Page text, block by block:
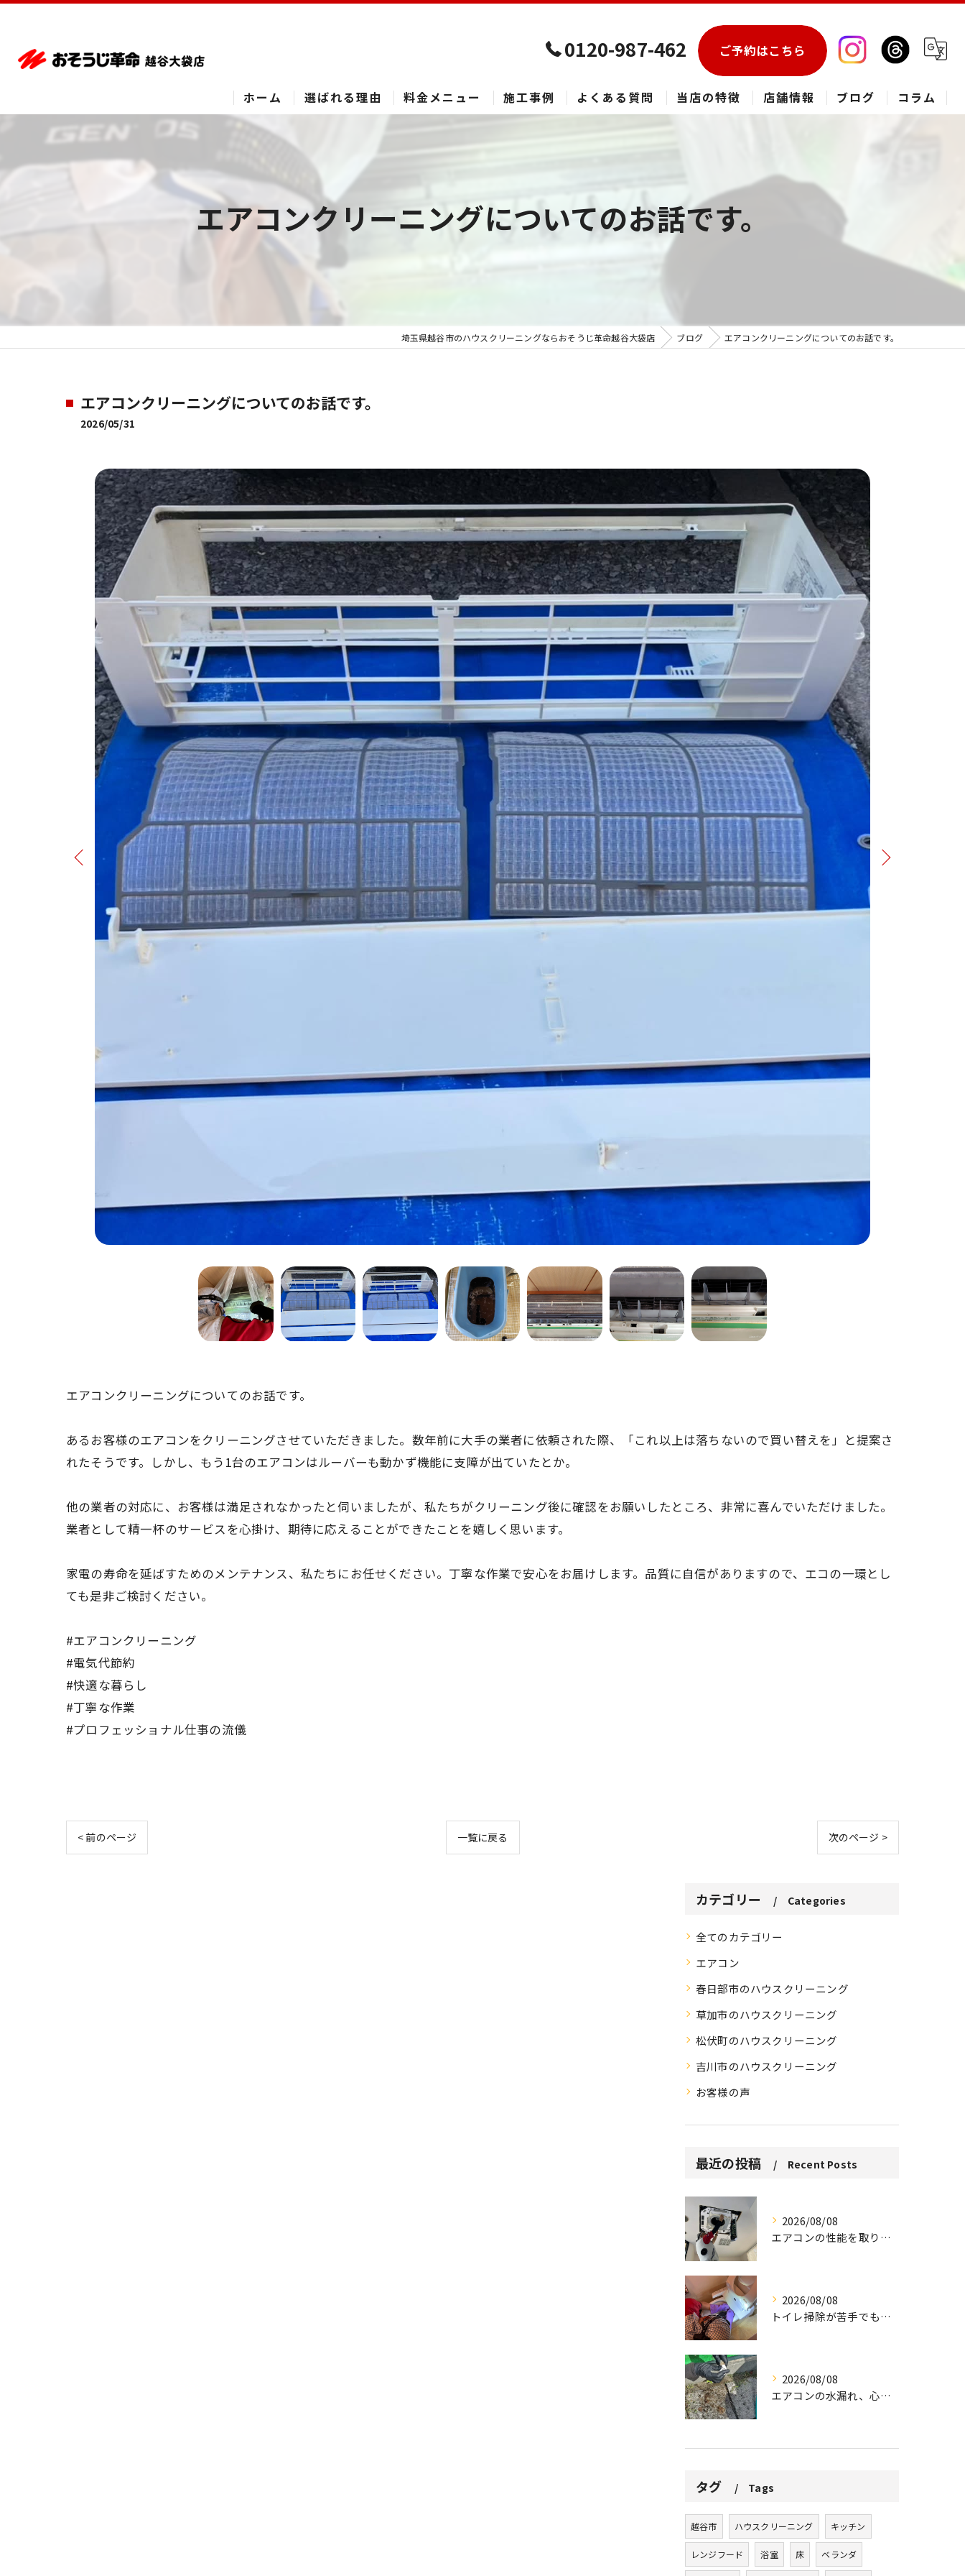
0120-987-462 ご予約はこちら
ホーム 選ばれる理由 料金メニュー 施工事例 よくある質問 当店の特徴
春日部市のハウスクリーニング
草加市のハウスクリーニング
店舗情報 ブログ コラム
エアコンクリーニングについてのお話です。
埼玉県越谷市のハウスクリーニングならおそうじ革命越谷大袋店 ブログ エアコンクリーニングについてのお話です。
エアコンクリーニングについてのお話です。
2026/05/31
エアコンクリーニングについてのお話です。
あるお客様のエアコンをクリーニングさせていただきました。数年前に大手の業者に依頼された際、「これ以上は落ちないので買い替えを」と提案さ
れたそうです。しかし、もう1台のエアコンはルーバーも動かず機能に支障が出ていたとか。
他の業者の対応に、お客様は満足されなかったと伺いましたが、私たちがクリーニング後に確認をお願いしたところ、非常に喜んでいただけました。
業者として精一杯のサービスを心掛け、期待に応えることができたことを嬉しく思います。
家電の寿命を延ばすためのメンテナンス、私たちにお任せください。丁寧な作業で安心をお届けします。品質に自信がありますので、エコの一環とし
ても是非ご検討ください。
#エアコンクリーニング
#電気代節約
#快適な暮らし
#丁寧な作業
#プロフェッショナル仕事の流儀
< 前のページ 一覧に戻る 次のページ >
カテゴリー Categories
全てのカテゴリー
エアコン
春日部市のハウスクリーニング
草加市のハウスクリーニング
松伏町のハウスクリーニング
吉川市のハウスクリーニング
お客様の声
最近の投稿 Recent Posts
2026/08/08
エアコンの性能を取り戻しませんか？
2026/08/08
トイレ掃除が苦手でも、効率的にできる方法をご紹介します。
2026/08/08
エアコンの水漏れ、心配ですよね。
タグ Tags
越谷市 ハウスクリーニング キッチン
レンジフード 浴室 床 ベランダ
お問い合わせはこちら
お問い合わせはこちら